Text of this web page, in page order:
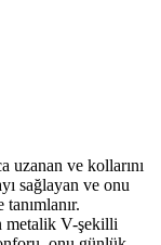
uzanan ve kollarını
sağlayan ve onu
metalik V-şekilli